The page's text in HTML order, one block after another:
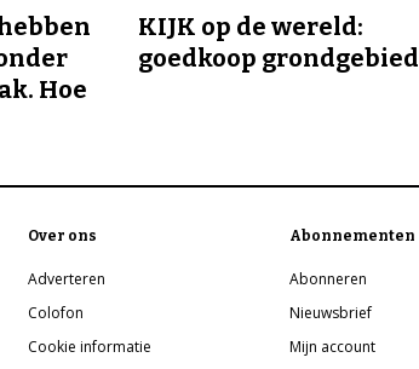
Hoe
KIJK op de wereld:
goedkoop grondgebied
Over ons
Adverteren
Colofon
Cookie informatie
Abonnementen
Abonneren
Nieuwsbrief
Mijn account